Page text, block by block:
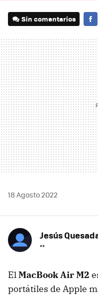
Sin comentarios
18 Agosto 2022
Jesús
**
ElMacBook Air M2
portátiles de Apple